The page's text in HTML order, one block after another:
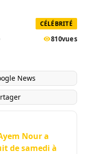
CÉLÉBRITÉ
810vues
News
Nour a
de samedi à